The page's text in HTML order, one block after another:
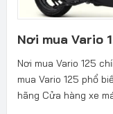
Nơi mua Vario
Nơi mua Vario 125
mua Vario 125 phổ
hãng Cửa hàng xe